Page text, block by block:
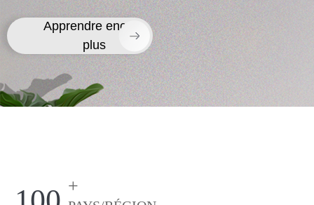
Apprendre encore
plus
+
SOUMETTRE UNE DEMANDE